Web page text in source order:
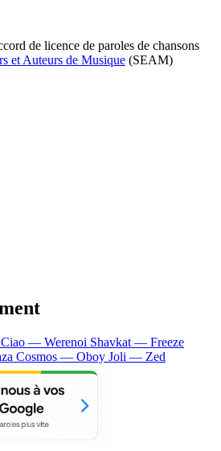
de licence de paroles de chansons
et Auteurs de Musique (SEAM)
Ciao — Werenoi Shavkat — Freeze
Cosmos — Oboy Joli — Zed